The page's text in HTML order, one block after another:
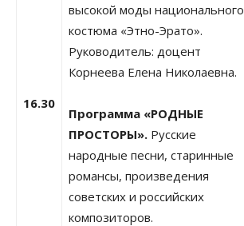
16.30
высокой моды национального
костюма «Этно-Эрато».
Руководитель: доцент
Корнеева Елена Николаевна.
Программа «РОДНЫЕ
ПРОСТОРЫ». Русские
народные песни, старинные
романсы, произведения
советских и российских
композиторов.